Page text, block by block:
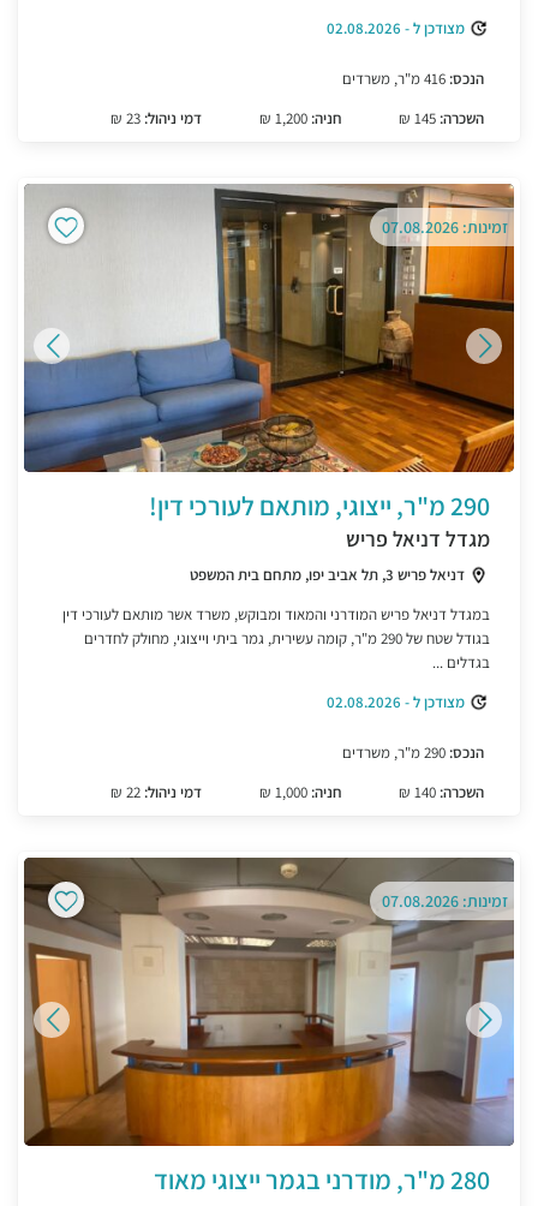
מצודכן ל - 02.08.2026
הנכס:
השכרה:
חניה: דמי ניהול: 23 ₪
זמינות: 07.08.2026
290 מ"ר, ייצוגי, מותאם לעורכי דין!
מגדל דניאל פריש
דניאל פריש 3, תל אביב יפו, מתחם בית המשפט
במגדל דניאל פריש המודרני והמאוד ומבוקש, משרד אשר מותאם לעורכי דין
בגודל שטח של 290 מ"ר, קומה עשירית, גמר ביתי וייצוגי, מחולק לחדרים
בגדלים ...
מצודכן ל - 02.08.2026
הנכס:
השכרה:
חניה: דמי ניהול: 22 ₪
זמינות: 07.08.2026
280 מ"ר, מודרני בגמר ייצוגי מאוד